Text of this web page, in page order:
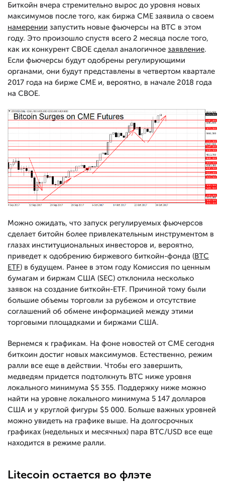
Биткойн вчера стремительно вырос до уровня новых
максимумов после того, как биржа CME заявила о своем
намерении запустить новые фьючерсы на BTC в этом
году. Это произошло спустя всего 2 месяца после того,
как их конкурент CBOE сделал аналогичное заявление.
Если фьючерсы будут одобрены регулирующими
органами, они будут представлены в четвертом квартале
2017 года на бирже CME и, вероятно, в начале 2018 года
на CBOE.
Можно ожидать, что запуск регулируемых фьючерсов
сделает битойн более привлекательным инструментом в
глазах институциональных инвесторов и, вероятно,
приведет к одобрению биржевого биткойн-фонда (BTC
ETF) в будущем. Ранее в этом году Комиссия по ценным
бумагам и биржам США (SEC) отклонила несколько
заявок на создание биткойн-ETF. Причиной тому были
большие объемы торговли за рубежом и отсутствие
соглашений об обмене информацией между этими
торговыми площадками и биржами США.
Вернемся к графикам. На фоне новостей от CME сегодня
биткоин достиг новых максимумов. Естественно, режим
ралли все еще в действии. Чтобы его завершить,
медведям придется подтолкнуть BTC ниже уровня
локального минимума $5 355. Поддержку ниже можно
найти на уровне локального минимума 5 147 долларов
США и у круглой фигуры $5 000. Больше важных уровней
можно увидеть на графике выше. На долгосрочных
графиках (недельных и месячных) пара BTC/USD все еще
находится в режиме ралли.
Litecoin остается во флэте